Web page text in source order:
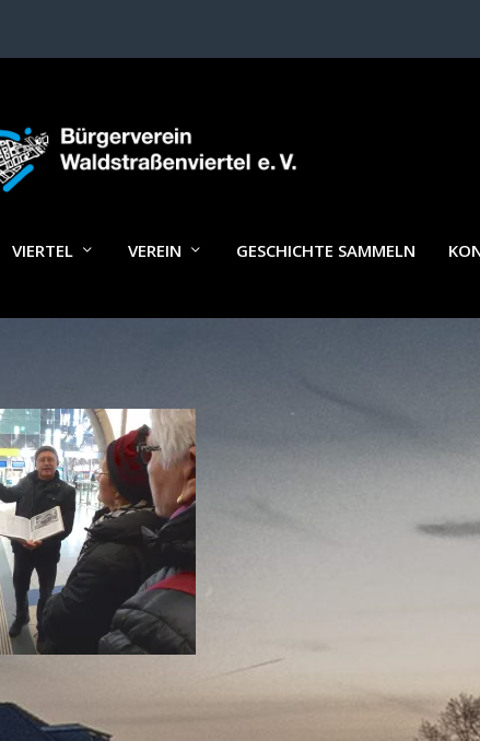
VIERTEL VEREIN GESCHICHTE SAMMELN